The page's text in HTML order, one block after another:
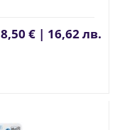
8,50 € | 16,62 лв.